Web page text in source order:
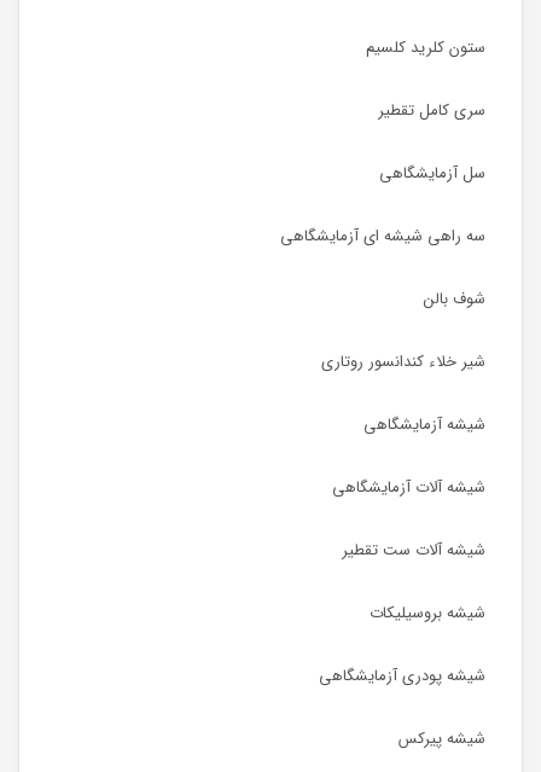
ستون کلرید کلسیم
سری کامل تقطیر
سل آزمایشگاهی
سه راهی شیشه ای آزمایشگاهی
شوف بالن
شیر خلاء کندانسور روتاری
شیشه آزمایشگاهی
شیشه آلات آزمایشگاهی
شیشه آلات ست تقطیر
شیشه بروسیلیکات
شیشه پودری آزمایشگاهی
شیشه پیرکس